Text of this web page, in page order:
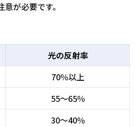
が必要です。
光の反射率
70％以上
55～65％
30～40％